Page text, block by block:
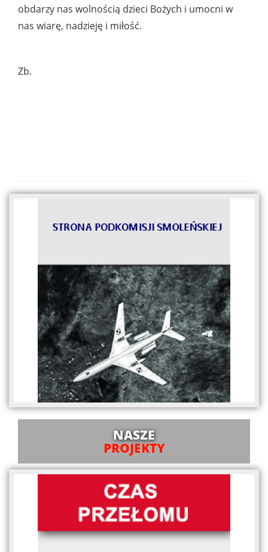
obdarzy nas wolnością dzieci Bożych i umocni w
nas wiarę, nadzieję i miłość.
Zb.
NASZE
PROJEKTY